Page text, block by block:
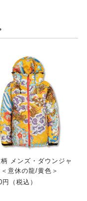
メンズ・ダウンジャ
意休の龍/黄色＞
（税込）